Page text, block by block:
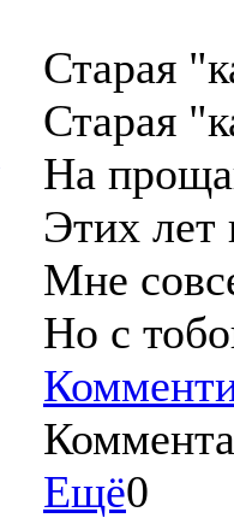
Старая
Старая
На
Этих
Мне
Но с
Ещё0